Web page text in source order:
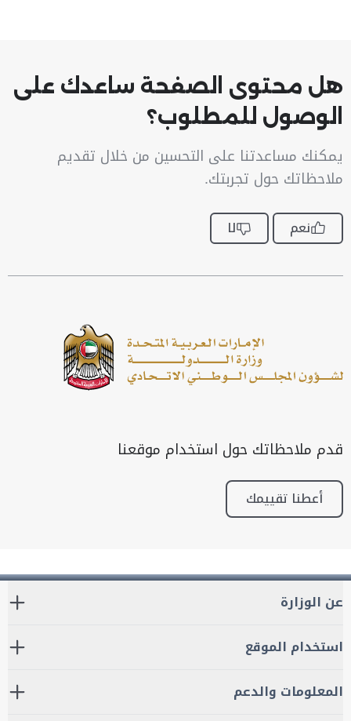
هل محتوى الصفحة ساعدك على
الوصول للمطلوب؟
يمكنك مساعدتنا على التحسين من خلال تقديم
ملاحظاتك حول تجربتك.
نعم لا
قدم ملاحظاتك حول استخدام موقعنا
أعطنا تقييمك
عن الوزارة
استخدام الموقع
المعلومات والدعم